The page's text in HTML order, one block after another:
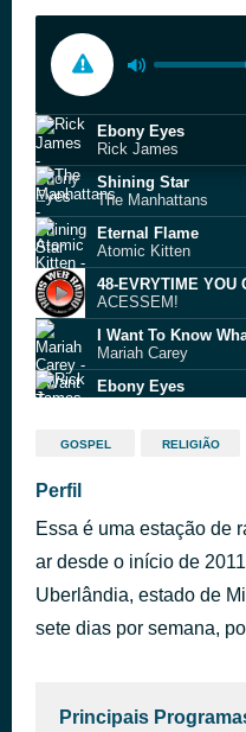
Ebony Eyes
Rick James
Shining Star
The Manhattans
Eternal Flame
Atomic Kitten
ACESSEM!
I Want To Know
Mariah Carey
Ebony Eyes
18
Vários -
Vários
Crazy For You
GOSPEL RELIGIÃO
Perfil
Essa é uma estação de
ar desde o início de
Uberlândia, estado de
sete dias por semana,
Principais